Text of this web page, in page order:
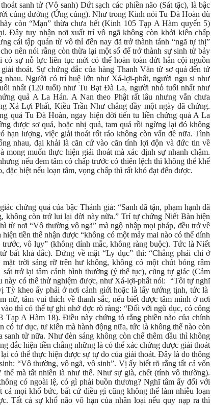
sanh tử (Vô sanh) Dứt sạch các phiền não (Sát tặc), là bậc
cúng dường (Ứng cúng). Như trong Kinh nói Tu Đà Hoàn dù
còn “Mạn” thừa chưa hết (Kinh 105 Tạp A Hàm quyển 5)
Đây tuy nhận nơi xuất trí vô ngã không còn khởi kiến chấp
cái tập quán từ vô thỉ đến nay đã trở thành tánh “ngã tự thị”
nên nói rằng còn thừa lại một số để trở thành sự sinh tử bảy
sự nỗ lực liên tục mới có thể hoàn toàn dứt hẳn cội nguồn
thoát. Sự chứng đắc của hàng Thanh Văn từ sơ quả đến tứ
nhau. Người có trí huệ lớn như Xá-lợi-phất, người ngu si như
nhất (120 tuổi) như Tu Bạt Đà La, người nhỏ tuổi nhất như
quả A La Hán. A Nan theo Phật rất lâu nhưng vẫn chưa
Xá Lợi Phất, Kiều Trần Như chẳng đầy một ngày đã chứng.
quả Tu Đà Hoàn, ngay hiện đời tiến tu liền chửng quả A La
được sơ quả, hoặc nhị quả, tam quả rồi ngừng lại đó không
hạn lượng, việc giải thoát rốt ráo không còn vấn đề nữa. Tình
nhau, đại khải là căn cứ vào căn tính lợi độn và đức tin về
mong muốn thực hiện giải thoát mà xác định sự nhanh chậm.
nếu đem tâm có chấp trước có thiên lệch thì không thể khế
đặc biệt nếu loạn tâm, vọng chấp thì rất khó đạt đến được.
chứng quả của bậc Thánh giả: “Sanh đã tận, phạm hạnh đã
không còn trở lui lại đời này nữa.” Trí tự chứng Niết Bàn hiện
từ nơi “Vô thường vô ngã” mà ngộ nhập mọi pháp, đều trở về
tiền thể nhận được “không có một mảy mai nào có thể dính
vô lụy” (không dính mắc, không ràng buộc). Tức là Niết
bất khả đắc). Đứng về mặt “Ly dục” thì: “Chẳng phải chỉ ở
trời sáng rỡ trên hư không, không có một chút bóng râm
trở lại tâm cảnh bình thường (ý thế tục), cũng tự giác (Cảm
này có thể thử nghiệm được, như Xá-lợi-phất nói: “Tôi tự nghĩ
Tỳ kheo ấy phải ở nơi cảnh giới hoặc là lấy tướng tịnh, tức là
nữ, tâm vui thích về thanh sắc, nếu biết được tâm mình ở nơi
thì có thể tự ghi nhớ đợc rõ ràng: “Đối với ngũ dục, có công
Tạp A Hàm 18). Điều này chứng tỏ rằng phiền não của chính
có tư dục, tư kiến mà hành động nữa, tức là không thể nào còn
sanh tử nữa. Như đèn sáng không còn chế thêm dầu thì không
đắc hiện tiền chẳng những là có thể xác chứng được giải thoát
có thể thực hiện được sự tự do của giải thoát. Đây là do thông
“Vô thường, vô ngã, vô sinh”. Vị ấy biết rõ rằng tất cả vốn
mà tất nhiên là như thế. Như sự già, chết (tính vô thường).
có ngoài lệ, có gì phải buồn thương? Nghĩ tâm ấy đối với
cả mọi khổ bức, bất cứ điều gì cũng không thể làm nhiễu loạn
Tất cả sự khổ não vô hạn của nhân loại nếu quy nạp ra thì